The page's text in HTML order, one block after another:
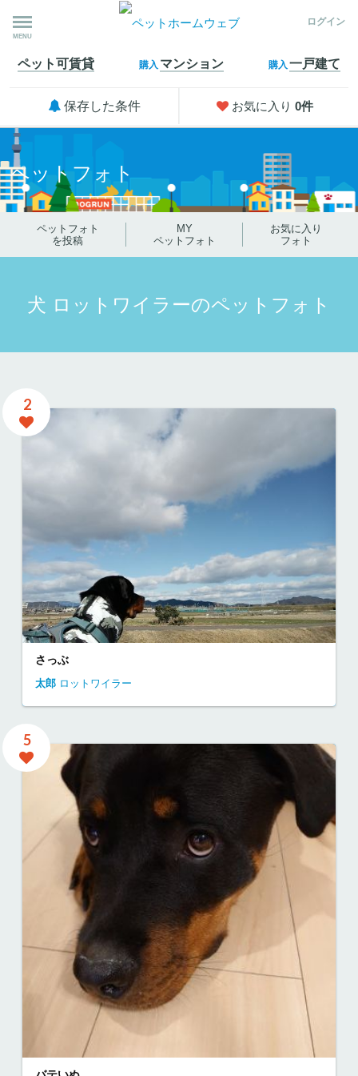
MENU
ログイン
ペット可賃貸 購入 マンション 購入 一戸建て
保存した条件 お気に入り 0件
ペットフォト
ペットフォト
を投稿
MY
ペットフォト
お気に入り
フォト
犬 ロットワイラーのペットフォト
2
さっぶ
太郎 ロットワイラー
5